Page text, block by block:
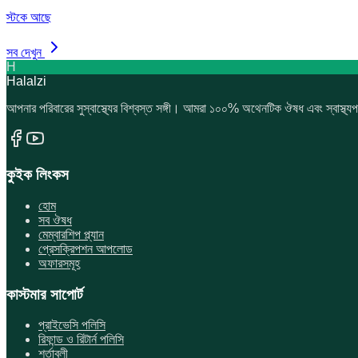
স্টকে আছে
সব দেখুন
H
Halalzi
আপনার পরিবারের সুস্বাস্থ্যের বিশ্বস্ত সঙ্গী। আমরা ১০০% অথেনটিক ঔষধ এবং
কুইক লিংকস
হোম
সব ঔষধ
মেম্বারশিপ প্ল্যান
প্রেসক্রিপশন আপলোড
অফারসমূহ
কাস্টমার সাপোর্ট
প্রাইভেসি পলিসি
রিফান্ড ও রিটার্ন পলিসি
শর্তাবলী